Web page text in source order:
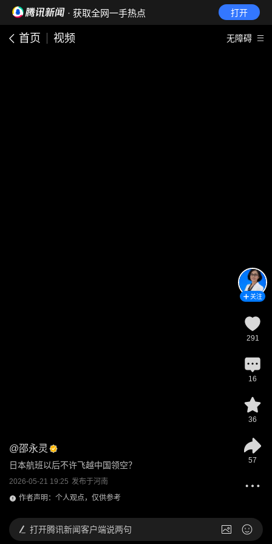
· 获取全网一手热点 打开
首页 视频 无障碍
@邵永灵
日本航班以后不许飞越中国领空？
2026-05-21 19:25 发布于河南
作者声明：个人观点，仅供参考
关注
291
16
36
57
打开腾讯新闻客户端说两句